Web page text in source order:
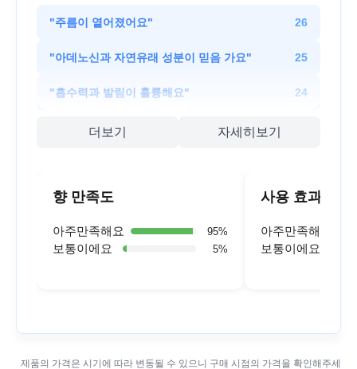
"주름이 옅어졌어요" 26
"아데노신과 자연유래 성분이 믿음 가요" 25
"흡수력과 발림이 훌륭해요" 24
더보기 자세히보기
향 만족도
아주만족해요 95%
보통이에요 5%
사용 효과
아주만족해요
보통이에요
제품의 가격은 시기에 따라 변동될 수 있으니 구매 시점의 가격을 확인해주세